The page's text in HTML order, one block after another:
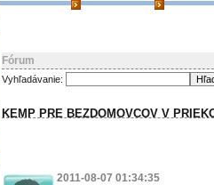
Fórum
Vyhľadávanie:
KEMP PRE BEZDOMOVCOV V
2011-08-07 01:34:35